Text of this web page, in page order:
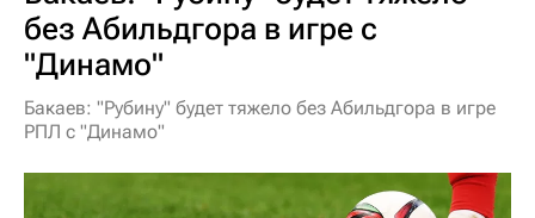
без Абильдгора в игре с
"Динамо"
Бакаев: "Рубину" будет тяжело без Абильдгора в игре
РПЛ с "Динамо"